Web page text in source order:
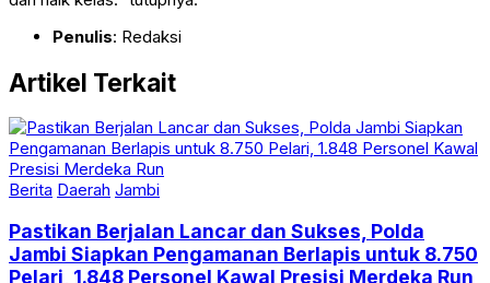
Penulis: Redaksi
Artikel Terkait
Berita Daerah Jambi
Pastikan Berjalan Lancar dan Sukses, Polda
Jambi Siapkan Pengamanan Berlapis untuk 8.750
Pelari, 1.848 Personel Kawal Presisi Merdeka Run